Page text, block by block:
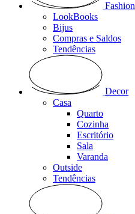
Fashion
LookBooks
Bijus
Compras e Saldos
Tendências
Decor
Casa
Quarto
Cozinha
Escritório
Sala
Varanda
Outside
Tendências